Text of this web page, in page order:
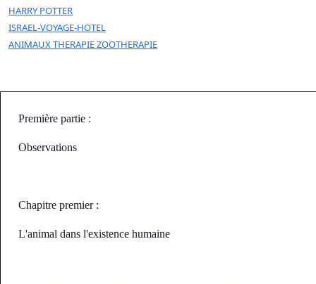
HARRY POTTER
ISRAEL-VOYAGE-HOTEL
ANIMAUX THERAPIE ZOOTHERAPIE
Première partie :
Observations
Chapitre premier :
L'animal dans l'existence humaine